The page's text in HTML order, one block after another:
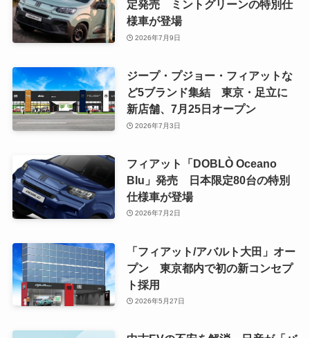
定発売 ミントグリーンの特別仕
様車が登場
2026年7月9日
ジープ・プジョー・フィアットな
ど5ブランド集結 東京・足立に
新店舗、7月25日オープン
2026年7月3日
フィアット「DOBLÒ Oceano
Blu」発売 日本限定80台の特別
仕様車が登場
2026年7月2日
「フィアット/アバルト大田」オー
プン 東京都内で初の新コンセプ
ト採用
2026年5月27日